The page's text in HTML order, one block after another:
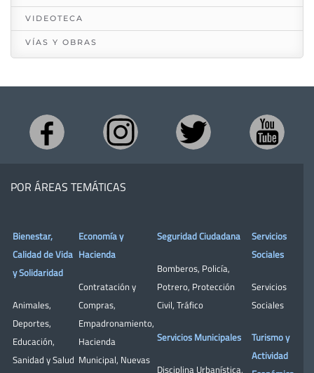
VIDEOTECA
VÍAS Y OBRAS
POR ÁREAS TEMÁTICAS
Bienestar,
Calidad de Vida
y Solidaridad
Animales,
Deportes,
Educación,
Sanidad y Salud
Economía y
Hacienda
Contratación y
Compras,
Empadronamiento,
Hacienda
Municipal, Nuevas
Seguridad Ciudadana
Bomberos, Policía,
Potrero, Protección
Civil, Tráfico
Servicios Municipales
Disciplina Urbanística,
Servicios
Sociales
Servicios
Sociales
Turismo y
Actividad